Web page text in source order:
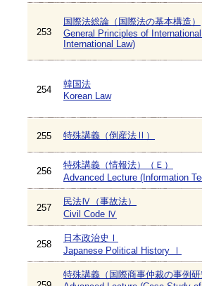
253
国際法総論（国際法の基本構造）
General Principles of
International Law)
254
韓国法
Korean Law
255 特殊講義（倒産法Ⅱ）
256
特殊講義（情報法）（Ｅ）
Advanced Lecture (Information
257
民法Ⅳ（事故法）
Civil Code Ⅳ
258
日本政治史Ⅰ
Japanese Political History Ⅰ
特殊講義（国際商事仲裁の事例研